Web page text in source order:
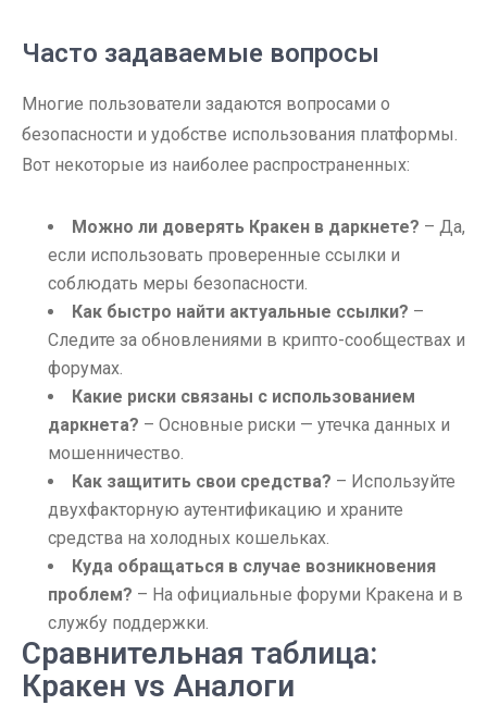
Часто задаваемые вопросы
Многие пользователи задаются вопросами о
безопасности и удобстве использования платформы.
Вот некоторые из наиболее распространенных:
Можно ли доверять Кракен в даркнете? – Да,
если использовать проверенные ссылки и
соблюдать меры безопасности.
Как быстро найти актуальные ссылки? –
Следите за обновлениями в крипто-сообществах и
форумах.
Какие риски связаны с использованием
даркнета? – Основные риски — утечка данных и
мошенничество.
Как защитить свои средства? – Используйте
двухфакторную аутентификацию и храните
средства на холодных кошельках.
Куда обращаться в случае возникновения
проблем? – На официальные форуми Кракена и в
службу поддержки.
Сравнительная таблица:
Кракен vs Аналоги